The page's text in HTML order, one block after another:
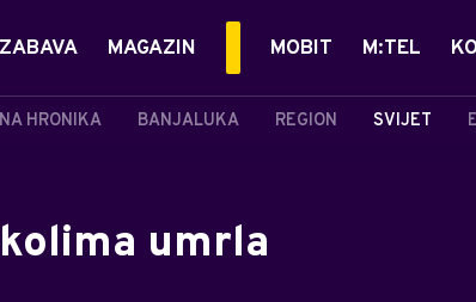
HRONIKA BANJALUKA REGION SVIJET
ZABAVA MAGAZIN MOBIT M:TEL
umrla